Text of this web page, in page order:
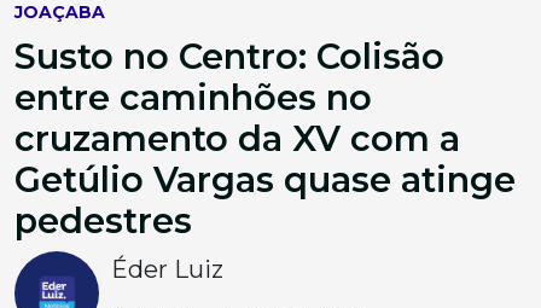
JOAÇABA
Susto no Centro: Colisão
entre caminhões no
cruzamento da XV com a
Getúlio Vargas quase atinge
pedestres
Éder Luiz